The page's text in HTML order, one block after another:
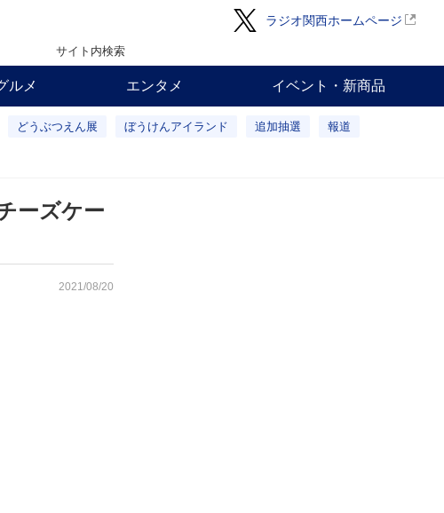
ラジオ関西ホームページ
サイト内検索
ルメ エンタメ イベント・新商品
どうぶつえん展 ぼうけんアイランド 追加抽選 報道
ーズケー
2021/08/20